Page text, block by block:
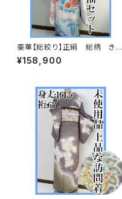
豪華【総絞り】正絹 総柄 きぬ
たや調 振袖セット s676
¥158,900